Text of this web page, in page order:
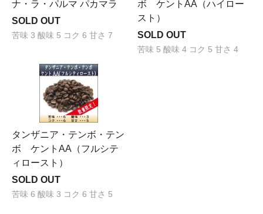
ナ・ラ・パルマ パカマラ
SOLD OUT
苦味 3 酸味 5 コク 6 甘さ 7
ボ ケントAA（ハイロー
スト）
SOLD OUT
苦味 5 酸味 4 コク 5 甘さ 4
タンザニア・テンボ・テン
ボ ケントAA（フルシテ
ィロースト）
SOLD OUT
苦味 6 酸味 3 コク 6 甘さ 5